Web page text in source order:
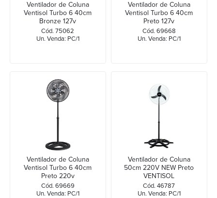
Ventilador de Coluna
Ventisol Turbo 6 40cm
Bronze 127v
Cód. 75062
Un. Venda: PC/1
Ventilador de Coluna
Ventisol Turbo 6 40cm
Preto 127v
Cód. 69668
Un. Venda: PC/1
Ventilador de Coluna
Ventisol Turbo 6 40cm
Preto 220v
Cód. 69669
Un. Venda: PC/1
Ventilador de Coluna
50cm 220V NEW Preto
VENTISOL
Cód. 46787
Un. Venda: PC/1